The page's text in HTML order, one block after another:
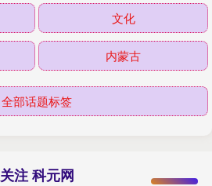
文化
内蒙古
全部话题标签
关注 科元网